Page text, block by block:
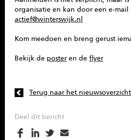
organisatie en kan door een e-mail
actief@winterswijk.nl
Kom meedoen en breng gerust
Bekijk de posteren de flyer
Terug naar het nieuwsoverzicht
Deel dit bericht